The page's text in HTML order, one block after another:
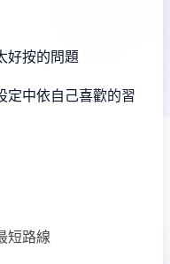
好按的問題
定中依自己喜歡的習
短路線